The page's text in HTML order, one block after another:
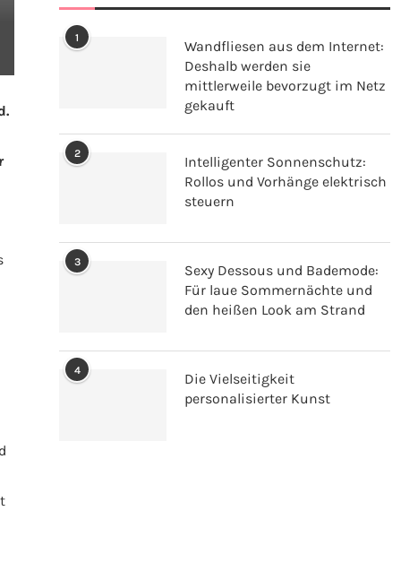
1
Wandfliesen aus dem Internet:
Deshalb werden sie
mittlerweile bevorzugt im Netz
gekauft
2
Intelligenter Sonnenschutz:
Rollos und Vorhänge elektrisch
steuern
3
Sexy Dessous und Bademode:
Für laue Sommernächte und
den heißen Look am Strand
4
Die Vielseitigkeit
personalisierter Kunst